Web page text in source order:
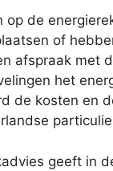
op de
of
afspraak met
het
de kosten en
geeft in